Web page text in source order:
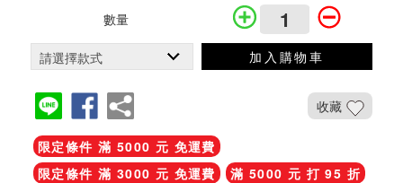
數量
加入購物車
收藏
限定條件 滿 5000 元 免運費
限定條件 滿 3000 元 免運費
滿 5000 元 打 95 折